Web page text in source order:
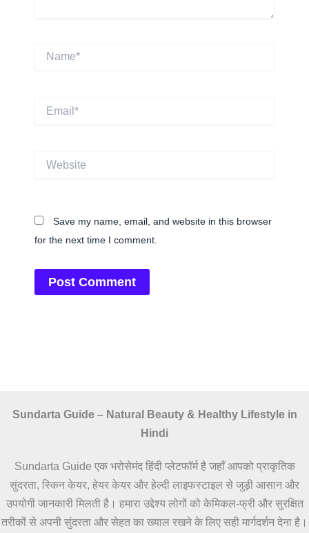
Website
Save my name, email, and website in this browser
for the next time I comment.
Sundarta Guide – Natural Beauty & Healthy Lifestyle in
Hindi
Sundarta Guide एक भरोसेमंद हिंदी प्लेटफॉर्म है जहाँ आपको प्राकृतिक
सुंदरता, स्किन केयर, हेयर केयर और हेल्दी लाइफस्टाइल से जुड़ी आसान और
उपयोगी जानकारी मिलती है। हमारा उद्देश्य लोगों को केमिकल-फ्री और सुरक्षित
तरीकों से अपनी सुंदरता और सेहत का ख्याल रखने के लिए सही मार्गदर्शन देना है।